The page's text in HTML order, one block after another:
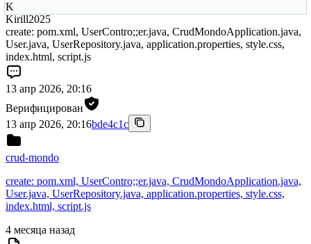
K
Kirill2025
create: pom.xml, UserContro;;er.java, CrudMondoApplication.java,
User.java, UserRepository.java, application.properties, style.css,
index.html, script.js
13 апр 2026, 20:16
Верифицирован
13 апр 2026, 20:16bde4c1c
crud-mondo
create: pom.xml, UserContro;;er.java, CrudMondoApplication.java,
User.java, UserRepository.java, application.properties, style.css,
index.html, script.js
4 месяца назад